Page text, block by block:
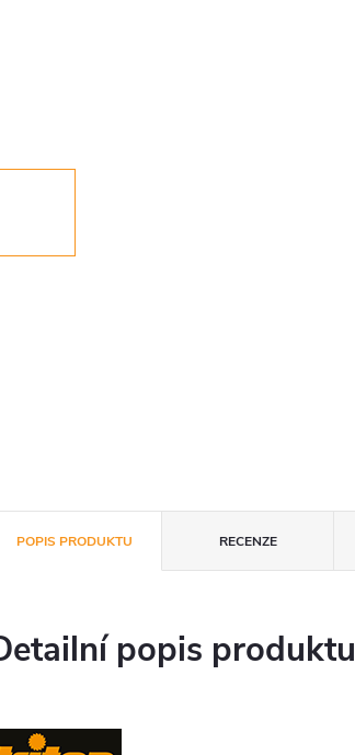
POPIS PRODUKTU RECENZE
popis produktu